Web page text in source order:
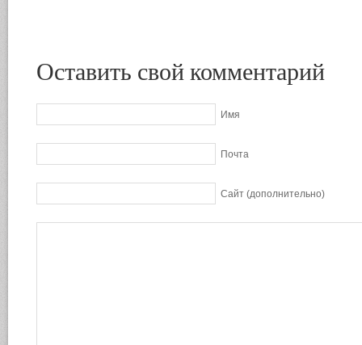
Оставить свой комментарий
Имя
Почта
Сайт (дополнительно)